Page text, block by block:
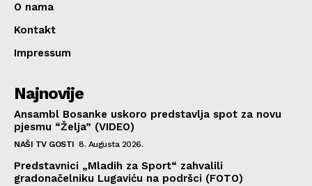
O nama
Kontakt
Impressum
Najnovije
Ansambl Bosanke uskoro predstavlja spot za novu
pjesmu “Želja” (VIDEO)
NAŠI TV GOSTI 8. Augusta 2026.
Predstavnici „Mladih za Sport“ zahvalili
gradonačelniku Lugaviću na podršci (FOTO)